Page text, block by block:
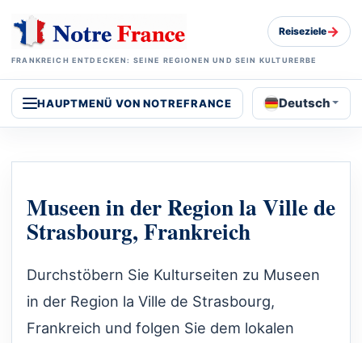
FRANKREICH ENTDECKEN: SEINE REGIONEN UND SEIN KULTURERBE
Reiseziele→
HAUPTMENÜ VON NOTREFRANCE Deutsch
Museen in der Region la Ville de
Strasbourg, Frankreich
Durchstöbern Sie Kulturseiten zu Museen
in der Region la Ville de Strasbourg,
Frankreich und folgen Sie dem lokalen